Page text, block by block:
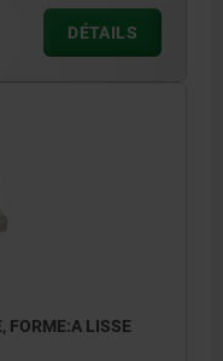
DÉTAILS
FORME:A LISSE